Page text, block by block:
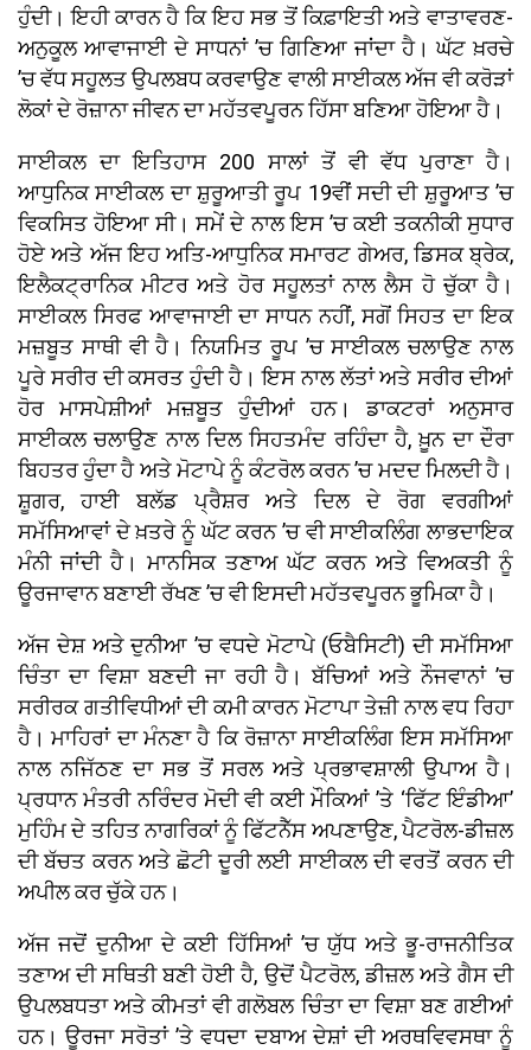
ਹੁੰਦੀ। ਇਹੀ ਕਾਰਨ ਹੈ ਕਿ ਇਹ ਸਭ ਤੋਂ ਕਿਫ਼ਾਇਤੀ ਅਤੇ ਵਾਤਾਵਰਣ-
ਅਨੁਕੂਲ ਆਵਾਜਾਈ ਦੇ ਸਾਧਨਾਂ ’ਚ ਗਿਣਿਆ ਜਾਂਦਾ ਹੈ। ਘੱਟ ਖ਼ਰਚੇ
’ਚ ਵੱਧ ਸਹੂਲਤ ਉਪਲਬਧ ਕਰਵਾਉਣ ਵਾਲੀ ਸਾਈਕਲ ਅੱਜ ਵੀ ਕਰੋੜਾਂ
ਲੋਕਾਂ ਦੇ ਰੋਜ਼ਾਨਾ ਜੀਵਨ ਦਾ ਮਹੱਤਵਪੂਰਨ ਹਿੱਸਾ ਬਣਿਆ ਹੋਇਆ ਹੈ।
ਸਾਈਕਲ ਦਾ ਇਤਿਹਾਸ 200 ਸਾਲਾਂ ਤੋਂ ਵੀ ਵੱਧ ਪੁਰਾਣਾ ਹੈ।
ਆਧੁਨਿਕ ਸਾਈਕਲ ਦਾ ਸ਼ੁਰੂਆਤੀ ਰੂਪ 19ਵੀਂ ਸਦੀ ਦੀ ਸ਼ੁਰੂਆਤ ’ਚ
ਵਿਕਸਿਤ ਹੋਇਆ ਸੀ। ਸਮੇਂ ਦੇ ਨਾਲ ਇਸ ’ਚ ਕਈ ਤਕਨੀਕੀ ਸੁਧਾਰ
ਹੋਏ ਅਤੇ ਅੱਜ ਇਹ ਅਤਿ-ਆਧੁਨਿਕ ਸਮਾਰਟ ਗੇਅਰ, ਡਿਸਕ ਬ੍ਰੇਕ,
ਇਲੈਕਟ੍ਰਾਨਿਕ ਮੀਟਰ ਅਤੇ ਹੋਰ ਸਹੂਲਤਾਂ ਨਾਲ ਲੈਸ ਹੋ ਚੁੱਕਾ ਹੈ।
ਸਾਈਕਲ ਸਿਰਫ ਆਵਾਜਾਈ ਦਾ ਸਾਧਨ ਨਹੀਂ, ਸਗੋਂ ਸਿਹਤ ਦਾ ਇਕ
ਮਜ਼ਬੂਤ ਸਾਥੀ ਵੀ ਹੈ। ਨਿਯਮਿਤ ਰੂਪ ’ਚ ਸਾਈਕਲ ਚਲਾਉਣ ਨਾਲ
ਪੂਰੇ ਸਰੀਰ ਦੀ ਕਸਰਤ ਹੁੰਦੀ ਹੈ। ਇਸ ਨਾਲ ਲੱਤਾਂ ਅਤੇ ਸਰੀਰ ਦੀਆਂ
ਹੋਰ ਮਾਸਪੇਸ਼ੀਆਂ ਮਜ਼ਬੂਤ ਹੁੰਦੀਆਂ ਹਨ। ਡਾਕਟਰਾਂ ਅਨੁਸਾਰ
ਸਾਈਕਲ ਚਲਾਉਣ ਨਾਲ ਦਿਲ ਸਿਹਤਮੰਦ ਰਹਿੰਦਾ ਹੈ, ਖ਼ੂਨ ਦਾ ਦੌਰਾ
ਬਿਹਤਰ ਹੁੰਦਾ ਹੈ ਅਤੇ ਮੋਟਾਪੇ ਨੂੰ ਕੰਟਰੋਲ ਕਰਨ ’ਚ ਮਦਦ ਮਿਲਦੀ ਹੈ।
ਸ਼ੂਗਰ, ਹਾਈ ਬਲੱਡ ਪ੍ਰੈਸ਼ਰ ਅਤੇ ਦਿਲ ਦੇ ਰੋਗ ਵਰਗੀਆਂ
ਸਮੱਸਿਆਵਾਂ ਦੇ ਖ਼ਤਰੇ ਨੂੰ ਘੱਟ ਕਰਨ ’ਚ ਵੀ ਸਾਈਕਲਿੰਗ ਲਾਭਦਾਇਕ
ਮੰਨੀ ਜਾਂਦੀ ਹੈ। ਮਾਨਸਿਕ ਤਣਾਅ ਘੱਟ ਕਰਨ ਅਤੇ ਵਿਅਕਤੀ ਨੂੰ
ਊਰਜਾਵਾਨ ਬਣਾਈ ਰੱਖਣ ’ਚ ਵੀ ਇਸਦੀ ਮਹੱਤਵਪੂਰਨ ਭੂਮਿਕਾ ਹੈ।
ਅੱਜ ਦੇਸ਼ ਅਤੇ ਦੁਨੀਆ ’ਚ ਵਧਦੇ ਮੋਟਾਪੇ (ਓਬੈਸਿਟੀ) ਦੀ ਸਮੱਸਿਆ
ਚਿੰਤਾ ਦਾ ਵਿਸ਼ਾ ਬਣਦੀ ਜਾ ਰਹੀ ਹੈ। ਬੱਚਿਆਂ ਅਤੇ ਨੌਜਵਾਨਾਂ ’ਚ
ਸਰੀਰਕ ਗਤੀਵਿਧੀਆਂ ਦੀ ਕਮੀ ਕਾਰਨ ਮੋਟਾਪਾ ਤੇਜ਼ੀ ਨਾਲ ਵਧ ਰਿਹਾ
ਹੈ। ਮਾਹਿਰਾਂ ਦਾ ਮੰਨਣਾ ਹੈ ਕਿ ਰੋਜ਼ਾਨਾ ਸਾਈਕਲਿੰਗ ਇਸ ਸਮੱਸਿਆ
ਨਾਲ ਨਜਿੱਠਣ ਦਾ ਸਭ ਤੋਂ ਸਰਲ ਅਤੇ ਪ੍ਰਭਾਵਸ਼ਾਲੀ ਉਪਾਅ ਹੈ।
ਪ੍ਰਧਾਨ ਮੰਤਰੀ ਨਰਿੰਦਰ ਮੋਦੀ ਵੀ ਕਈ ਮੌਕਿਆਂ ’ਤੇ ‘ਫਿੱਟ ਇੰਡੀਆ’
ਮੁਹਿੰਮ ਦੇ ਤਹਿਤ ਨਾਗਰਿਕਾਂ ਨੂੰ ਫਿੱਟਨੈੱਸ ਅਪਣਾਉਣ, ਪੈਟਰੋਲ-ਡੀਜ਼ਲ
ਦੀ ਬੱਚਤ ਕਰਨ ਅਤੇ ਛੋਟੀ ਦੂਰੀ ਲਈ ਸਾਈਕਲ ਦੀ ਵਰਤੋਂ ਕਰਨ ਦੀ
ਅਪੀਲ ਕਰ ਚੁੱਕੇ ਹਨ।
ਅੱਜ ਜਦੋਂ ਦੁਨੀਆ ਦੇ ਕਈ ਹਿੱਸਿਆਂ ’ਚ ਯੁੱਧ ਅਤੇ ਭੂ-ਰਾਜਨੀਤਿਕ
ਤਣਾਅ ਦੀ ਸਥਿਤੀ ਬਣੀ ਹੋਈ ਹੈ, ਉਦੋਂ ਪੈਟਰੋਲ, ਡੀਜ਼ਲ ਅਤੇ ਗੈਸ ਦੀ
ਉਪਲਬਧਤਾ ਅਤੇ ਕੀਮਤਾਂ ਵੀ ਗਲੋਬਲ ਚਿੰਤਾ ਦਾ ਵਿਸ਼ਾ ਬਣ ਗਈਆਂ
ਹਨ। ਊਰਜਾ ਸਰੋਤਾਂ ’ਤੇ ਵਧਦਾ ਦਬਾਅ ਦੇਸ਼ਾਂ ਦੀ ਅਰਥਵਿਵਸਥਾ ਨੂੰ